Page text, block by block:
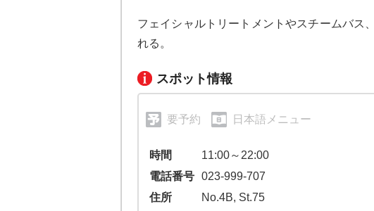
フェイシャルトリートメントやスチームバス
れる。
スポット情報
要予約 日本語メニュー
時間
11:00～22:00
電話番号 023-999-707
住所
No.4B, St.75